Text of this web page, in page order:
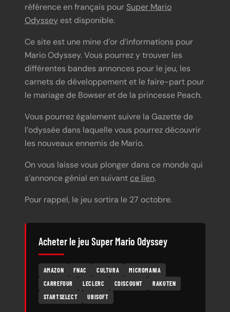
référence en français pour Super Mario
Odyssey est disponible.
Ce site est une mine d’or d’informations pour
Mario Odyssey. Vous pourrez y trouver les
différentes bandes annonces pour le jeu, les
carnets de développement et le faire-part pour
le mariage de Bowser et de la princesse Peach.
Vous pourrez également suivre la Gazette de
l’odyssée dans laquelle vous pourrez découvrir
les nouveaux ennemis de Mario.
On vous laisse vous plonger dans ce monde qui
s’annonce génial en suivant ce lien.
Pour rappel, le jeu sortira le 27 octobre.
Acheter le jeu Super Mario Odyssey
AMAZON FNAC CULTURA
MICROMANIA
CARREFOUR
LECLERC CDISCOUNT
RAKUTEN
STARTSELECT
UBISOFT